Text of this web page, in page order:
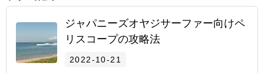
ジャパニーズオヤジサーファー向けペ
リスコープの攻略法
2022-10-21